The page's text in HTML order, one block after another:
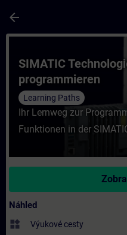
arrow_back
Kurz - SIMATIC
SIMATIC
programmieren
Learning Paths
Ihr Lernweg zur
Funktionen in der
Náhled
widgets Výukové cesty